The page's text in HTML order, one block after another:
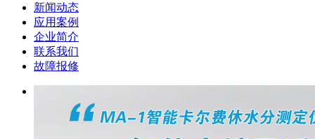
新闻动态
应用案例
企业简介
联系我们
故障报修